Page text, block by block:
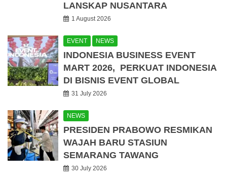
LANSKAP NUSANTARA
1 August 2026
EVENT NEWS
INDONESIA BUSINESS EVENT
MART 2026, PERKUAT INDONESIA
DI BISNIS EVENT GLOBAL
31 July 2026
NEWS
PRESIDEN PRABOWO RESMIKAN
WAJAH BARU STASIUN
SEMARANG TAWANG
30 July 2026